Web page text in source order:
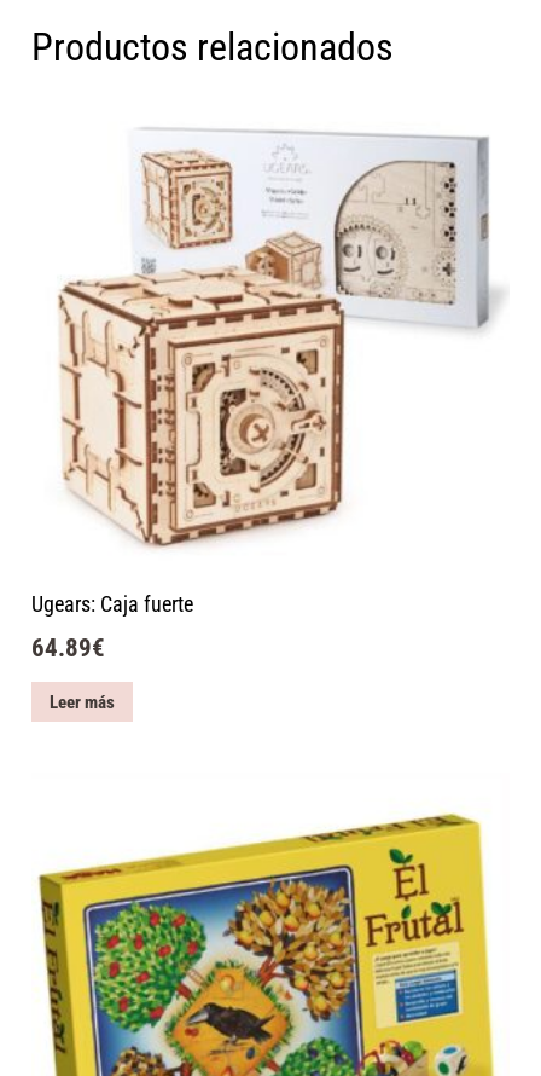
Productos relacionados
Ugears: Caja fuerte
64.89€
Leer más